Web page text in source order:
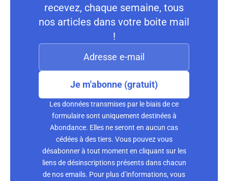
recevez, chaque semaine, tous
nos articles dans votre boite mail
!
Je m'abonne (gratuit)
Les données transmises par le biais de ce
formulaire sont uniquement destinées à
Abondance. Elles ne seront en aucun cas
cédées à des tiers. Vous pouvez vous
désabonner à tout moment en cliquant sur les
liens de désinscriptions présents dans chacun
de nos emails. Pour plus d’informations, vous